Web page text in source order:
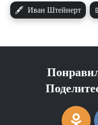
🖋 Иван Штейнерт